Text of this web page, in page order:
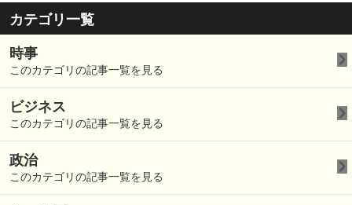
カテゴリ一覧
時事
このカテゴリの記事一覧を見る
ビジネス
このカテゴリの記事一覧を見る
政治
このカテゴリの記事一覧を見る